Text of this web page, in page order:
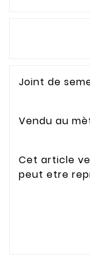
Joint de
Vendu au
Cet article
peut etre